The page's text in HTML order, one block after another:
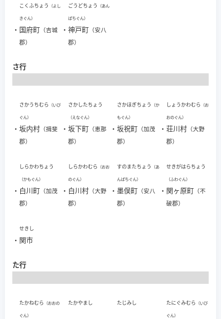
こくふちょう （よし
きぐん）
ごうどちょう （あん
ぱちぐん）
・ 国府町 （吉城
郡）
・ 神戸町 （安八
郡）
さ行
さかうちむら （いび
ぐん）
さかしたちょう
（えなぐん）
さかほぎちょう （か
もぐん）
しょうかわむら （お
おのぐん）
・ 坂内村 （揖斐
郡）
・ 坂下町 （恵那
郡）
・ 坂祝町 （加茂
郡）
・ 荘川村 （大野
郡）
しらかわちょう
（かもぐん）
しらかわむら （おお
のぐん）
すのまたちょう （あ
んぱちぐん）
せきがはらちょう
（ふわぐん）
・ 白川町 （加茂
郡）
・ 白川村 （大野
郡）
・ 墨俣町 （安八
郡）
・ 関ヶ原町 （不
破郡）
せきし
・ 関市
た行
たかねむら （おおの
ぐん）
たかやまし たじみし たにぐみむら （いび
ぐん）